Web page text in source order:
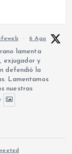
· 6 Ago
lamenta
exjugador y
defendió la
Lamentamos
nuestras